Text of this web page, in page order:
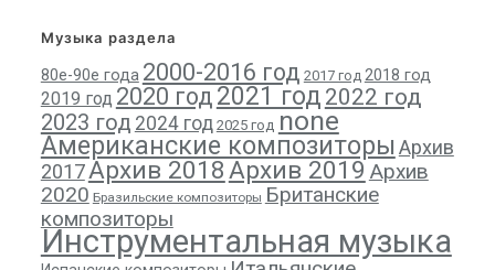
Музыка раздела
80е-90е года 2000-2016 год 2017 год 2018 год
2019 год 2020 год 2021 год 2022 год
2023 год 2024 год 2025 год none
Американские композиторы Архив
2017Архив 2018Архив 2019Архив
2020 Бразильские композиторы Британские
композиторы
Инструментальная музыка